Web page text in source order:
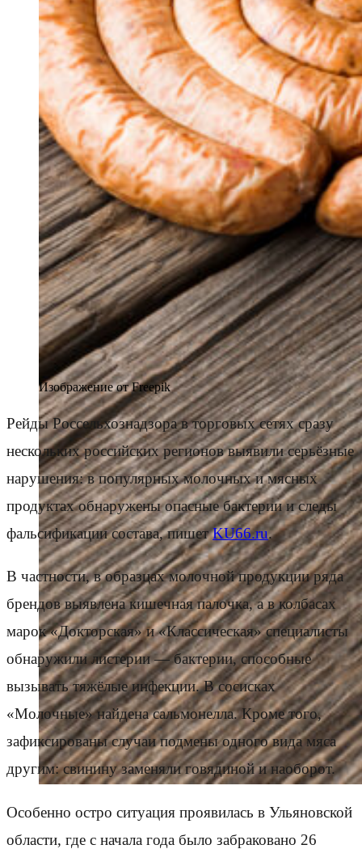
Изображение от Freepik
Рейды Россельхознадзора в торговых сетях сразу
нескольких российских регионов выявили серьёзные
нарушения: в популярных молочных и мясных
продуктах обнаружены опасные бактерии и следы
фальсификации состава, пишетKU66.ru.
В частности, в образцах молочной продукции ряда
брендов выявлена кишечная палочка, а в колбасах
марок «Докторская» и «Классическая» специалисты
обнаружили листерии — бактерии, способные
вызывать тяжёлые инфекции. В сосисках
«Молочные» найдена сальмонелла. Кроме того,
зафиксированы случаи подмены одного вида мяса
другим: свинину заменяли говядиной и наоборот.
Особенно остро ситуация проявилась в Ульяновской
области, где с начала года было забраковано 26